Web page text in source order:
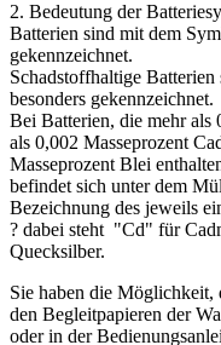
2. Bedeutung der
Batterien sind mit dem
gekennzeichnet.
Schadstoffhaltige
besonders gekennzeichnet.
Bei Batterien, die mehr als
als 0,002 Masseprozent
Masseprozent Blei
befindet sich unter dem
Bezeichnung des jeweils
? dabei steht "Cd" für
Quecksilber.
Sie haben die Möglichkeit,
den Begleitpapieren der
oder in der